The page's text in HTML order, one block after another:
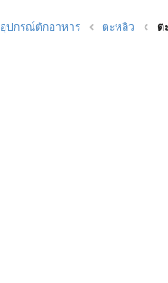
อุปกรณ์ตักอาหาร ตะหลิว ต